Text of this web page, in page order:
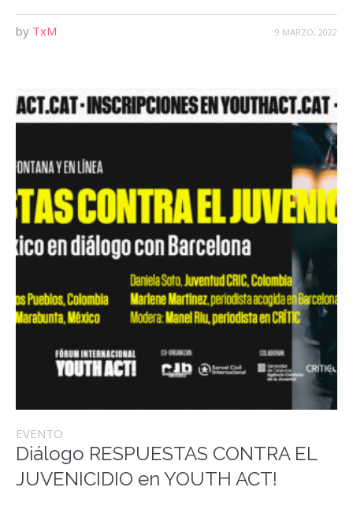
9 MARZO, 2022
by TxM
EVENTO
Diálogo RESPUESTAS CONTRA EL
JUVENICIDIO en YOUTH ACT!